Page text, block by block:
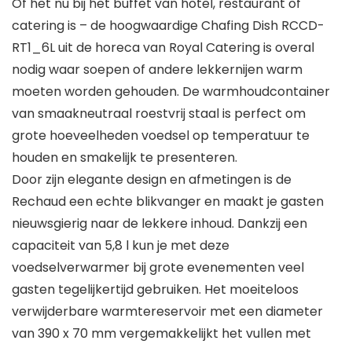
Of het nu bij het buffet van hotel, restaurant of
catering is – de hoogwaardige Chafing Dish RCCD-
RT1_6L uit de horeca van Royal Catering is overal
nodig waar soepen of andere lekkernijen warm
moeten worden gehouden. De warmhoudcontainer
van smaakneutraal roestvrij staal is perfect om
grote hoeveelheden voedsel op temperatuur te
houden en smakelijk te presenteren.
Door zijn elegante design en afmetingen is de
Rechaud een echte blikvanger en maakt je gasten
nieuwsgierig naar de lekkere inhoud. Dankzij een
capaciteit van 5,8 l kun je met deze
voedselverwarmer bij grote evenementen veel
gasten tegelijkertijd gebruiken. Het moeiteloos
verwijderbare warmtereservoir met een diameter
van 390 x 70 mm vergemakkelijkt het vullen met